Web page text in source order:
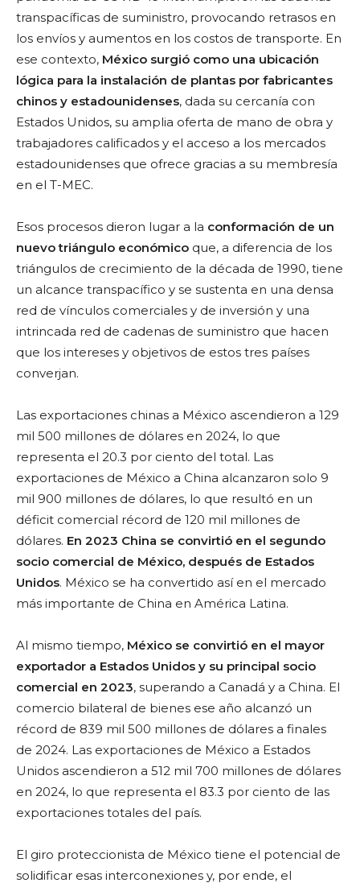
transpacíficas de suministro, provocando retrasos en
los envíos y aumentos en los costos de transporte. En
ese contexto, México surgió como una ubicación
lógica para la instalación de plantas por fabricantes
chinos y estadounidenses, dada su cercanía con
Estados Unidos, su amplia oferta de mano de obra y
trabajadores calificados y el acceso a los mercados
estadounidenses que ofrece gracias a su membresía
en el T-MEC.
Esos procesos dieron lugar a la conformación de un
nuevo triángulo económico que, a diferencia de los
triángulos de crecimiento de la década de 1990, tiene
un alcance transpacífico y se sustenta en una densa
red de vínculos comerciales y de inversión y una
intrincada red de cadenas de suministro que hacen
que los intereses y objetivos de estos tres países
converjan.
Las exportaciones chinas a México ascendieron a 129
mil 500 millones de dólares en 2024, lo que
representa el 20.3 por ciento del total. Las
exportaciones de México a China alcanzaron solo 9
mil 900 millones de dólares, lo que resultó en un
déficit comercial récord de 120 mil millones de
dólares. En 2023 China se convirtió en el segundo
socio comercial de México, después de Estados
Unidos. México se ha convertido así en el mercado
más importante de China en América Latina.
Al mismo tiempo, México se convirtió en el mayor
exportador a Estados Unidos y su principal socio
comercial en 2023, superando a Canadá y a China. El
comercio bilateral de bienes ese año alcanzó un
récord de 839 mil 500 millones de dólares a finales
de 2024. Las exportaciones de México a Estados
Unidos ascendieron a 512 mil 700 millones de dólares
en 2024, lo que representa el 83.3 por ciento de las
exportaciones totales del país.
El giro proteccionista de México tiene el potencial de
solidificar esas interconexiones y, por ende, el